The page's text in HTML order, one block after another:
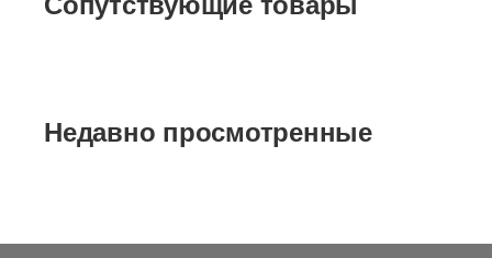
Недавно просмотренные